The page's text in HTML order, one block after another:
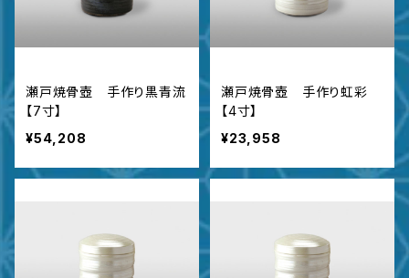
瀬戸焼骨壺 手作り黒青流
【7寸】
¥54,208
瀬戸焼骨壺 手作り虹彩
【4寸】
¥23,958